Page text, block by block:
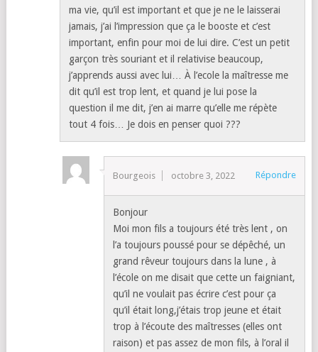
ma vie, qu’il est important et que je ne le laisserai
jamais, j’ai l’impression que ça le booste et c’est
important, enfin pour moi de lui dire. C’est un petit
garçon très souriant et il relativise beaucoup,
j’apprends aussi avec lui… À l’ecole la maîtresse me
dit qu’il est trop lent, et quand je lui pose la
question il me dit, j’en ai marre qu’elle me répète
tout 4 fois… Je dois en penser quoi ???
Bourgeois octobre 3, 2022 Répondre
Bonjour
Moi mon fils a toujours été très lent , on
l’a toujours poussé pour se dépêché, un
grand rêveur toujours dans la lune , à
l’école on me disait que cette un faigniant,
qu’il ne voulait pas écrire c’est pour ça
qu’il était long,j’étais trop jeune et était
trop à l’écoute des maîtresses (elles ont
raison) et pas assez de mon fils, à l’oral il